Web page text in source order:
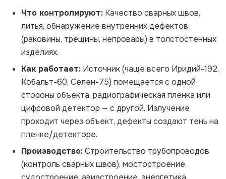
Что контролируют: Качество сварных швов,
литья, обнаружение внутренних дефектов
(раковины, трещины, непровары) в толстостенных
изделиях.
Как работает: Источник (чаще всего Иридий-192,
Кобальт-60, Селен-75) помещается с одной
стороны объекта, радиографическая пленка или
цифровой детектор — с другой. Излучение
проходит через объект, дефекты создают тень на
пленке/детекторе.
Производство:Строительство трубопроводов
(контроль сварных швов), мостостроение,